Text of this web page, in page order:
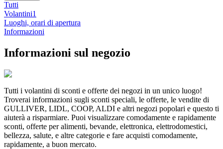
Tutti
Volantini1
Luoghi, orari di apertura
Informazioni
Informazioni sul negozio
Tutti i volantini di sconti e offerte dei negozi in un unico luogo!
Troverai informazioni sugli sconti speciali, le offerte, le vendite di
GULLIVER, LIDL, COOP, ALDI e altri negozi popolari e questo ti
aiuterà a risparmiare. Puoi visualizzare comodamente e rapidamente
sconti, offerte per alimenti, bevande, elettronica, elettrodomestici,
bellezza, salute, e altre categorie e fare acquisti comodamente,
rapidamente, a buon mercato.